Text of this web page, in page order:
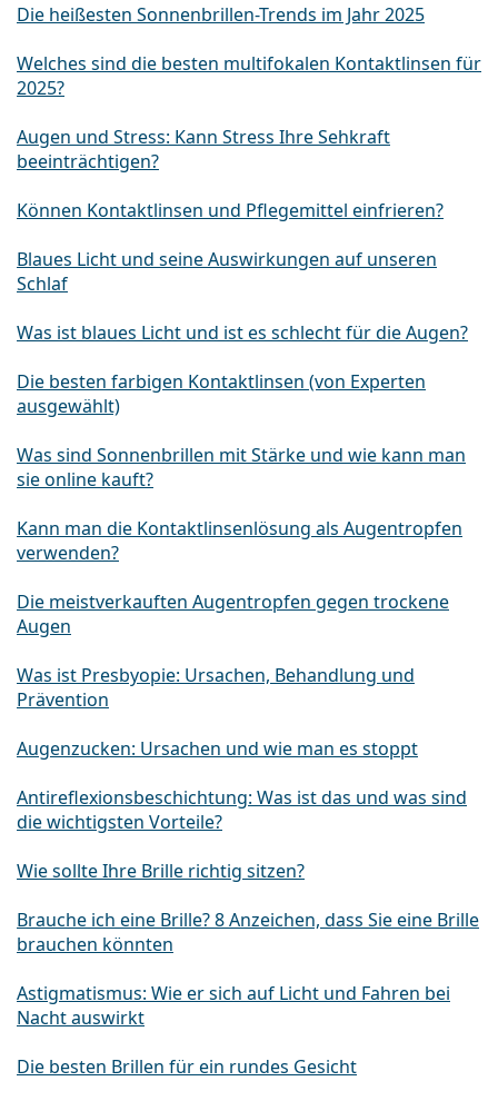
Die heißesten Sonnenbrillen-Trends im Jahr 2025
Welches sind die besten multifokalen Kontaktlinsen für
2025?
Augen und Stress: Kann Stress Ihre Sehkraft
beeinträchtigen?
Können Kontaktlinsen und Pflegemittel einfrieren?
Blaues Licht und seine Auswirkungen auf unseren
Schlaf
Was ist blaues Licht und ist es schlecht für die Augen?
Die besten farbigen Kontaktlinsen (von Experten
ausgewählt)
Was sind Sonnenbrillen mit Stärke und wie kann man
sie online kauft?
Kann man die Kontaktlinsenlösung als Augentropfen
verwenden?
Die meistverkauften Augentropfen gegen trockene
Augen
Was ist Presbyopie: Ursachen, Behandlung und
Prävention
Augenzucken: Ursachen und wie man es stoppt
Antireflexionsbeschichtung: Was ist das und was sind
die wichtigsten Vorteile?
Wie sollte Ihre Brille richtig sitzen?
Brauche ich eine Brille? 8 Anzeichen, dass Sie eine Brille
brauchen könnten
Astigmatismus: Wie er sich auf Licht und Fahren bei
Nacht auswirkt
Die besten Brillen für ein rundes Gesicht